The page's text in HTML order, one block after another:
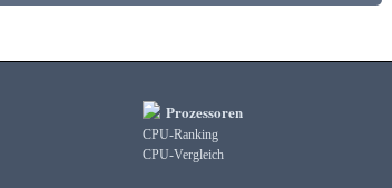
Prozessoren
CPU-Ranking
CPU-Vergleich